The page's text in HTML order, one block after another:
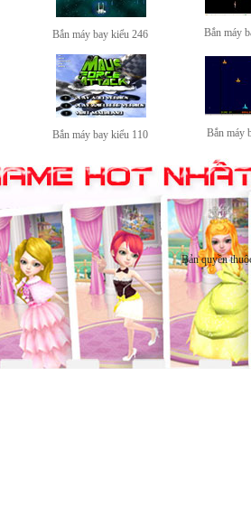
Bắn máy bay kiểu 246 Bắn máy
Bắn máy bay kiểu 110 Bắn máy
Bản quyền